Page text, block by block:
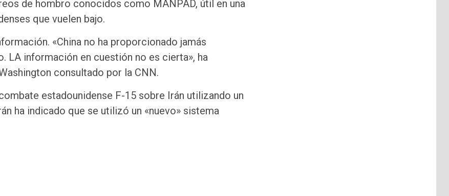
de hombro conocidos como MANPAD, útil en una
que vuelen bajo.
«China no ha proporcionado jamás
LA información en cuestión no es cierta», ha
consultado por la CNN.
estadounidense F-15 sobre Irán utilizando un
ha indicado que se utilizó un «nuevo» sistema